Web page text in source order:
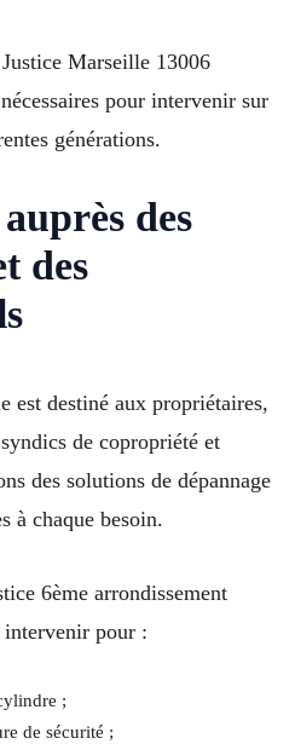
Marseille 13006
pour intervenir sur
générations.
des
des
est destiné aux propriétaires,
de copropriété et
des solutions de dépannage
à chaque besoin.
6ème arrondissement
pour :
;
de sécurité ;